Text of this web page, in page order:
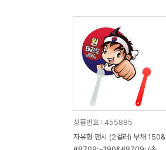
상품번호 : 455885
자유형 팬시 (2컬러) 부채 150&